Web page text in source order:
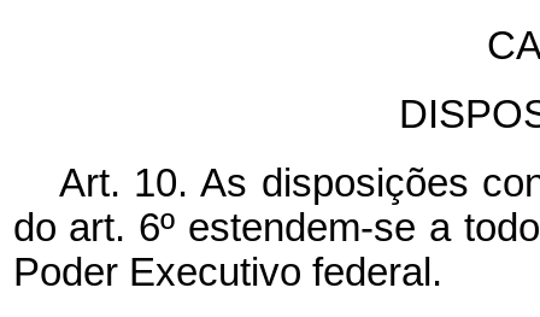
Art. 10. As disposições
do art. 6º estendem-se a
Poder Executivo federal.